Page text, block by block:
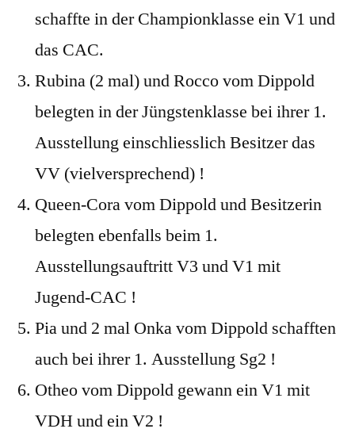
schaffte in der Championklasse ein V1 und
das CAC.
Rubina (2 mal) und Rocco vom Dippold
belegten in der Jüngstenklasse bei ihrer 1.
Ausstellung einschliesslich Besitzer das
VV (vielversprechend) !
Queen-Cora vom Dippold und Besitzerin
belegten ebenfalls beim 1.
Ausstellungsauftritt V3 und V1 mit
Jugend-CAC !
Pia und 2 mal Onka vom Dippold schafften
auch bei ihrer 1. Ausstellung Sg2 !
Otheo vom Dippold gewann ein V1 mit
VDH und ein V2 !